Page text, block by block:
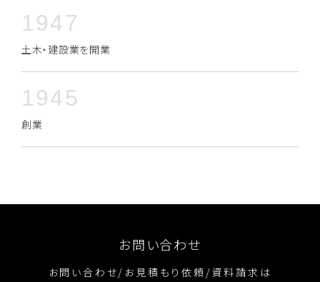
1947
土木・建設業を開業
1945
創業
お問い合わせ
お問い合わせ/お見積もり依頼/資料請求は